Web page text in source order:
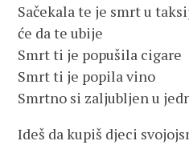
Sačekala te je smrt u
će da te ubije
Smrt ti je popušila cigare
Smrt ti je popila vino
Smrtno si zaljubljen u
Ideš da kupiš djeci